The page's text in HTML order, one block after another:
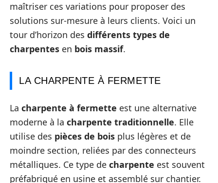
maîtriser ces variations pour proposer des
solutions sur-mesure à leurs clients. Voici un
tour d’horizon des différents types de
charpentes en bois massif.
LA CHARPENTE À FERMETTE
La charpente à fermette est une alternative
moderne à la charpente traditionnelle. Elle
utilise des pièces de bois plus légères et de
moindre section, reliées par des connecteurs
métalliques. Ce type de charpente est souvent
préfabriqué en usine et assemblé sur chantier.